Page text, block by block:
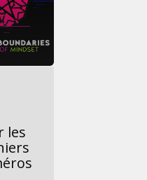
les